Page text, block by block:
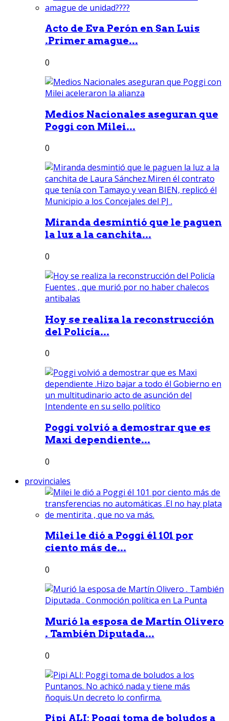
Acto de Eva Perón en San Luis
.Primer amague...
0
Medios Nacionales aseguran que
Poggi con Milei...
0
Miranda desmintió que le paguen
la luz a la canchita...
0
Hoy se realiza la reconstrucción
del Policía...
0
Poggi volvió a demostrar que es
Maxi dependiente...
0
provinciales
Milei le dió a Poggi él 101 por
ciento más de...
0
Murió la esposa de Martín Olivero
. También Diputada...
0
Pipi ALI: Poggi toma de boludos a